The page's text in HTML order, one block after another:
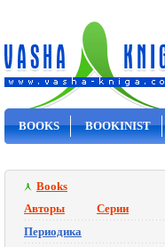
BOOKS BOOKINIST
Books
Авторы
Серии
Периодика